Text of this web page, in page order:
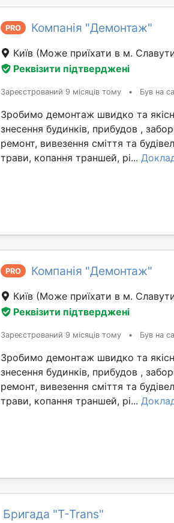
PRO Компанія "Демонтаж"
Київ (Може приїхати в м.
Реквізити підтверджені
Зареєстрований 9 місяців тому • Був на
Зробимо демонтаж швидко та
знесення будинків, прибудов ,
ремонт, вивезення сміття та
трави, копання траншей, рі...
PRO Компанія "Демонтаж"
Київ (Може приїхати в м.
Реквізити підтверджені
Зареєстрований 9 місяців тому • Був на
Зробимо демонтаж швидко та
знесення будинків, прибудов ,
ремонт, вивезення сміття та
трави, копання траншей, рі...
Бригада "T-Trans"